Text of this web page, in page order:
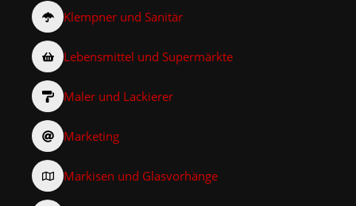
Klempner und Sanitär
Lebensmittel und Supermärkte
Maler und Lackierer
Marketing
Markisen und Glasvorhänge